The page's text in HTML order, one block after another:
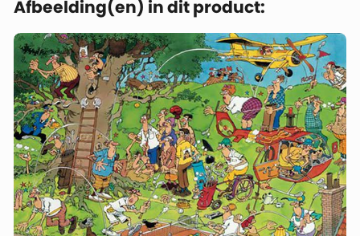
Afbeelding(en) in dit product: